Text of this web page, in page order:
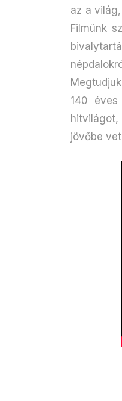
az a
Filmünk
140
jövőbe